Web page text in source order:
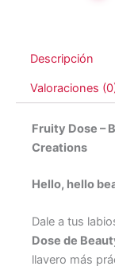
Descripción
Valoraciones
Fruity Dose –
Creations
Hello, hello
Dale a tus
Dose de
llavero más